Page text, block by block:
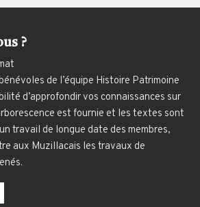
?
de l’équipe Histoire Patrimoine
d’approfondir vos connaissances sur
est fournie et les textes sont
travail de longue date des membres,
aux Muzillacais les travaux de